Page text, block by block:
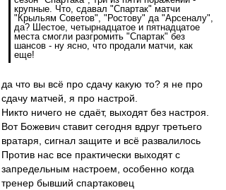
крупные. Что, сдавал "Спартак" матчи
"Крыльям Советов", "Ростову" да "Арсеналу",
да? Шестое, четырнадцатое и пятнадцатое
места смогли разгромить "Спартак" без
шансов - ну ясно, что продали матчи, как
еще!
да что вы всё про сдачу какую то? я не про
сдачу матчей, я про настрой.
Никто ничего не сдаёт, выходят без настроя.
Вот Божевич ставит сегодня вдруг третьего
вратаря, сигнал защите и всё развалилось
Против нас все практически выходят с
запредельным настроем, особенно когда
тренер бывший спартаковец